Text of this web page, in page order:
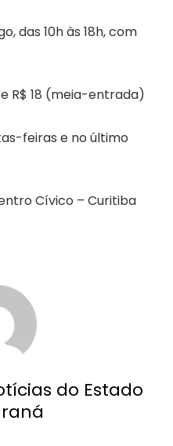
das 10h às 18h, com
R$ 18 (meia-entrada)
feiras e no último
Cívico – Curitiba
do Estado